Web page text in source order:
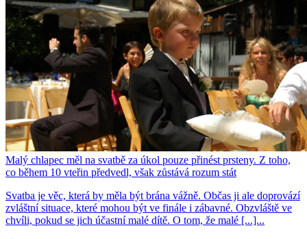
Malý chlapec měl na svatbě za úkol pouze přinést prsteny. Z toho,
co během 10 vteřin předvedl, však zůstává rozum stát
Svatba je věc, která by měla být brána vážně. Občas ji ale doprovází
zvláštní situace, které mohou být ve finále i zábavné. Obzvláště ve
chvíli, pokud se jich účastní malé dítě. O tom, že malé [...]...